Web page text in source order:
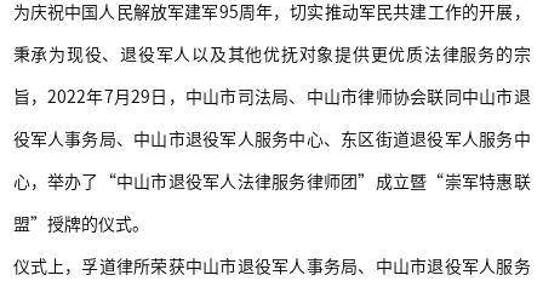
为庆祝中国人民解放军建军95周年，切实推动军民共建工作的开展，
秉承为现役、退役军人以及其他优抚对象提供更优质法律服务的宗
旨，2022年7月29日，中山市司法局、中山市律师协会联同中山市退
役军人事务局、中山市退役军人服务中心、东区街道退役军人服务中
心，举办了“中山市退役军人法律服务律师团”成立暨“崇军特惠联
盟”授牌的仪式。
仪式上，孚道律所荣获中山市退役军人事务局、中山市退役军人服务